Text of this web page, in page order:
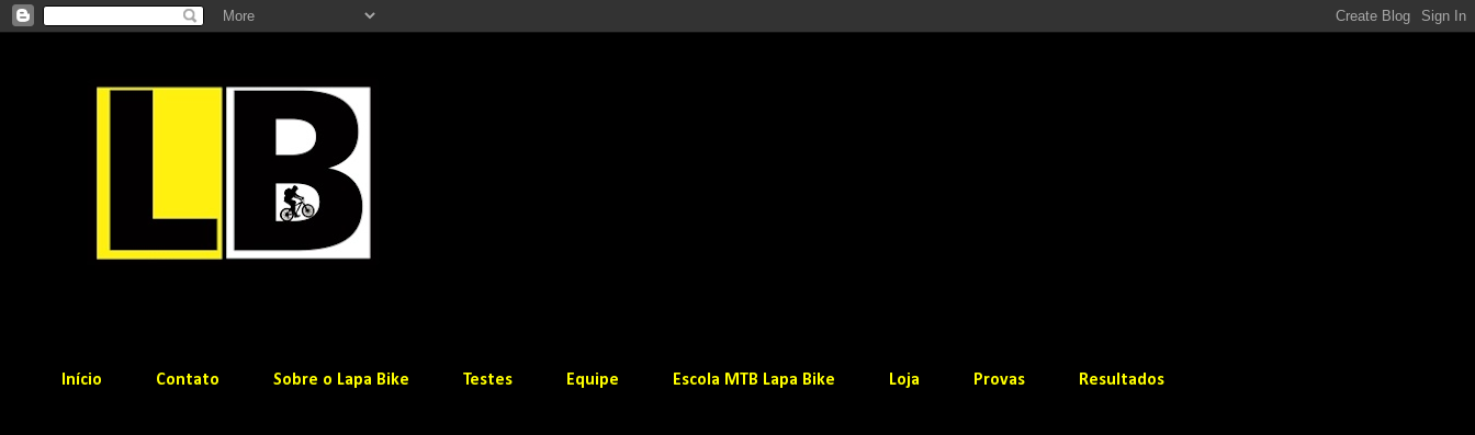
Início Contato Sobre o Lapa Bike Testes Equipe Escola MTB Lapa Bike Loja Provas Resultados